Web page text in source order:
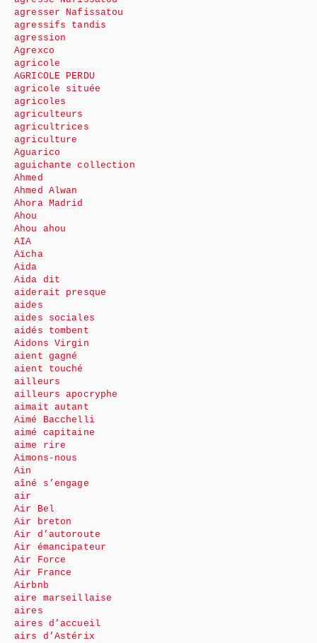
agresser Nafissatou
agressifs tandis
agression
Agrexco
agricole
AGRICOLE PERDU
agricole située
agricoles
agriculteurs
agricultrices
agriculture
Aguarico
aguichante collection
Ahmed
Ahmed Alwan
Ahora Madrid
Ahou
Ahou ahou
AIA
Aïcha
Aida
Aida dit
aiderait presque
aides
aides sociales
aidés tombent
Aidons Virgin
aient gagné
aient touché
ailleurs
ailleurs apocryphe
aimait autant
Aimé Bacchelli
aimé capitaine
aime rire
Aimons-nous
Ain
aîné s’engage
air
Air Bel
Air breton
Air d’autoroute
Air émancipateur
Air Force
Air France
Airbnb
aire marseillaise
aires
aires d’accueil
airs d’Astérix